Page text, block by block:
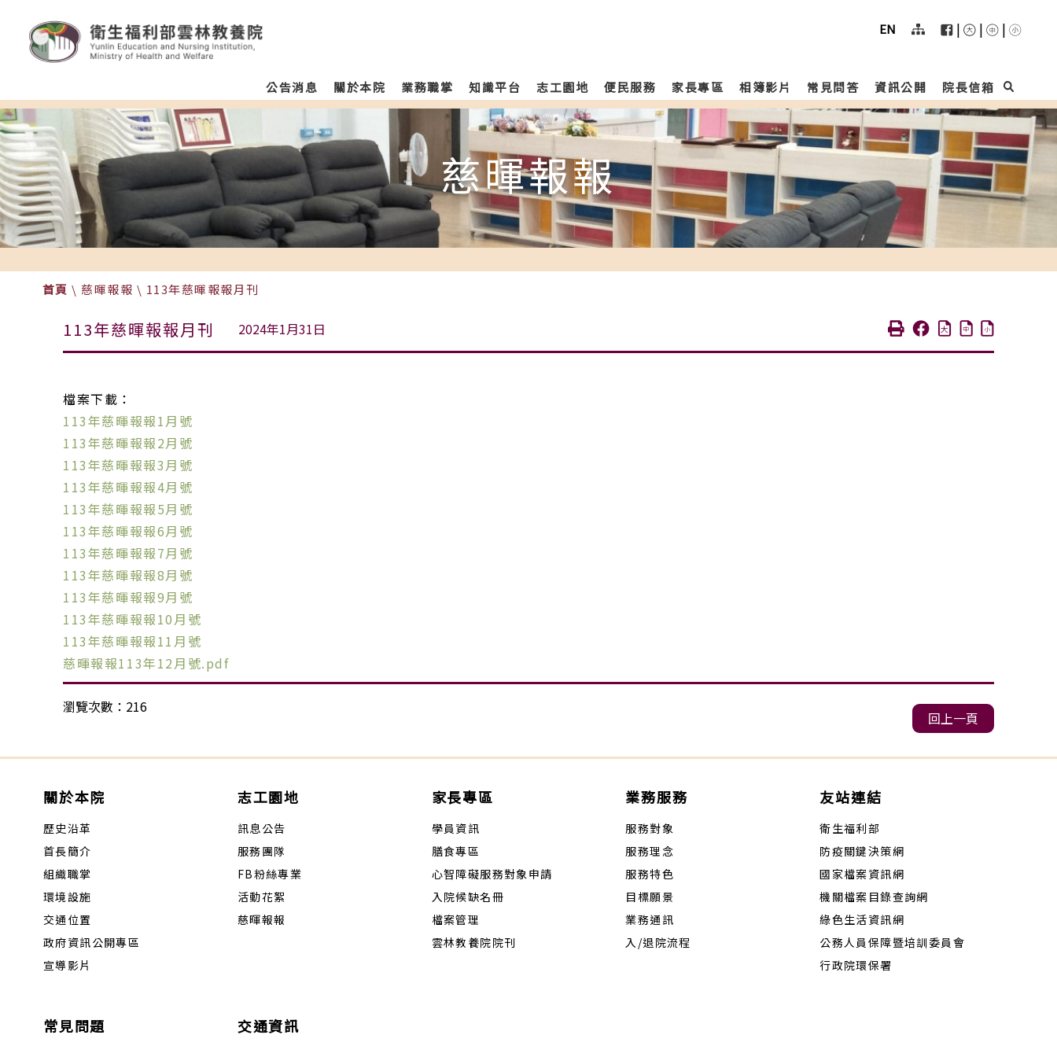
衛生福利部雲林教養院 menu
EN | |
|
Homepage
公告消息 關於本院 業務職掌 知識平台 志工園地 便民服務 家長專區 相簿影片 常見問答 資訊公開 院長信箱
color
慈暉報報
首頁 \ 慈暉報報 \ 113年慈暉報報月刊
113年慈暉報報月刊 2024年1月31日
檔案下載：
113年慈暉報報1月號
113年慈暉報報2月號
113年慈暉報報3月號
113年慈暉報報4月號
113年慈暉報報5月號
113年慈暉報報6月號
113年慈暉報報7月號
113年慈暉報報8月號
113年慈暉報報9月號
113年慈暉報報10月號
113年慈暉報報11月號
慈暉報報113年12月號.pdf
瀏覽次數：216
回上一頁
關於本院
歷史沿革
首長簡介
組織職掌
環境設施
交通位置
政府資訊公開專區
宣導影片
志工園地
訊息公告
服務團隊
FB粉絲專業
活動花絮
慈暉報報
家長專區
學員資訊
膳食專區
心智障礙服務對象申請
入院候缺名冊
檔案管理
雲林教養院院刊
業務服務
服務對象
服務理念
服務特色
目標願景
業務通訊
入/退院流程
友站連結
衛生福利部
防疫關鍵決策網
國家檔案資訊網
機關檔案目錄查詢網
綠色生活資訊網
公務人員保障暨培訓委員會
行政院環保署
常見問題 交通資訊